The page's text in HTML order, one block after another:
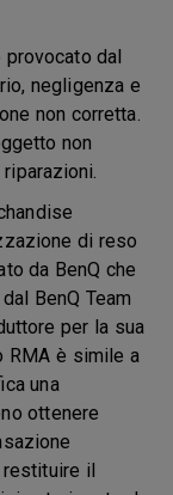
provocato dal
negligenza e
non corretta.
non
di reso
da BenQ che
BenQ Team
per la sua
RMA è simile a
una
ottenere
restituire il